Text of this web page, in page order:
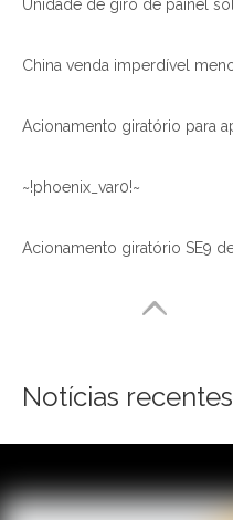
~!phoenix_var0!~
Notícias recentes